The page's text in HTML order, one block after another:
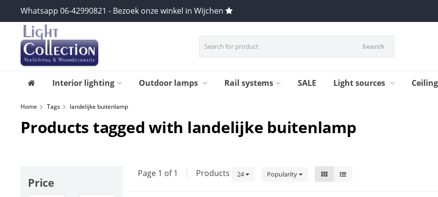
Whatsapp 06-42990821 - Bezoek onze winkel in Wijchen
Search
Interior lighting Outdoor lamps Rail systems SALE Light sources
Home Tags landelijke buitenlamp
Products tagged with landelijke buitenlamp
Price
Page 1 of 1 | Products 24 Popularity